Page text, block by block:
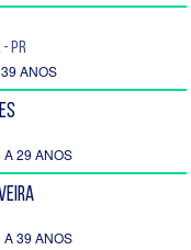
PR
ANOS
A 29 ANOS
A 39 ANOS